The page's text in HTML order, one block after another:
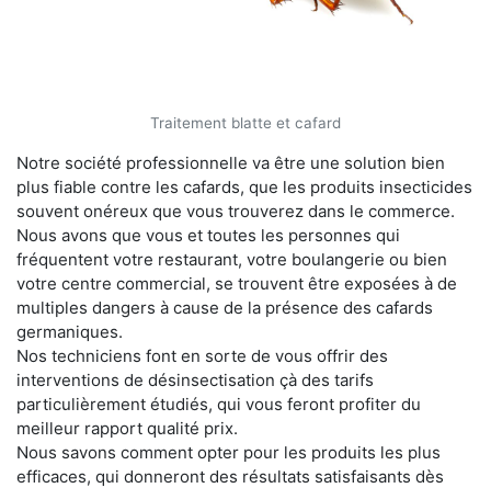
Traitement blatte et cafard
Notre société professionnelle va être une solution bien
plus fiable contre les cafards, que les produits insecticides
souvent onéreux que vous trouverez dans le commerce.
Nous avons que vous et toutes les personnes qui
fréquentent votre restaurant, votre boulangerie ou bien
votre centre commercial, se trouvent être exposées à de
multiples dangers à cause de la présence des cafards
germaniques.
Nos techniciens font en sorte de vous offrir des
interventions de désinsectisation çà des tarifs
particulièrement étudiés, qui vous feront profiter du
meilleur rapport qualité prix.
Nous savons comment opter pour les produits les plus
efficaces, qui donneront des résultats satisfaisants dès